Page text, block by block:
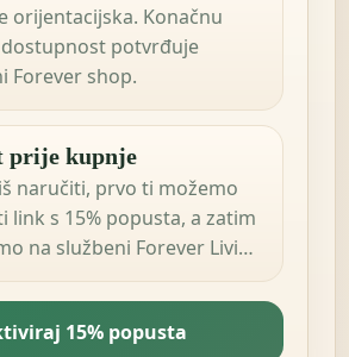
orijentacijska. Konačnu
potvrđuje
Forever shop.
prije kupnje
naručiti, prvo ti možemo
link s 15% popusta, a zatim
na službeni Forever Living
shop u tvojoj zemlji.
15% popusta